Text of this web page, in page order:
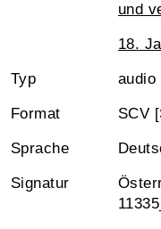
und
18.
Typ audio
Format SCV
Sprache
Signatur